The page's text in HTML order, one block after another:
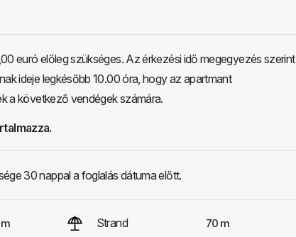
euró előleg szükséges. Az érkezési idő megegyezés szerint
ideje legkésőbb 10.00 óra, hogy az apartmant
a következő vendégek számára.
30 nappal a foglalás dátuma előtt.
Strand 70 m